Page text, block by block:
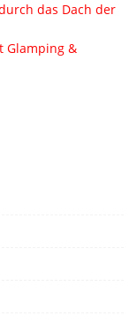
das Dach der
Glamping &